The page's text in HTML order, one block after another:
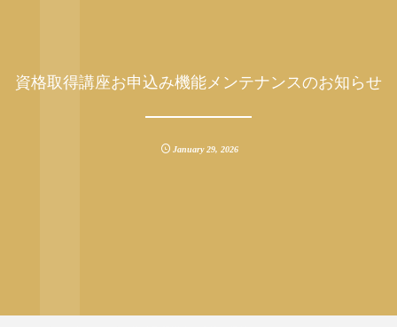
資格取得講座お申込み機能メンテナンスのお知らせ
January 29,2026